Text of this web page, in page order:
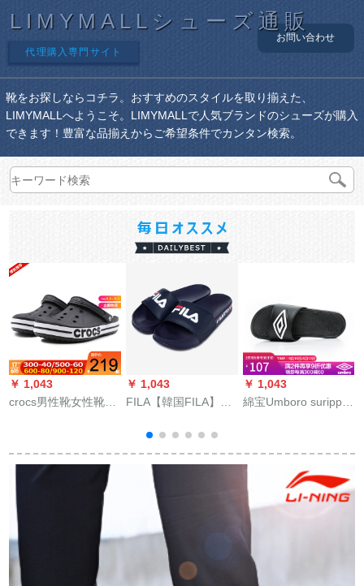
LIMYMALLシューズ通販
代理購入専門サイト
お問い合わせ
靴をお探しならコチラ。おすすめのスタイルを取り揃えた、
LIMYMALLへようこそ。LIMYMALLで人気ブランドのシューズが購入
できます！豊富な品揃えからご希望条件でカンタン検索。
￥ 1,043
crocs男性靴女性靴
便で通気性滑り止め
パンケースケースケ
ースケースケースケ
ースケースホールブ
ーツ
￥ 1,043
FILA【韓国FILA】ス
プロフィットファン
シープロリッパ海兵
隊青/2 X-NVV 280
￥ 1,043
綿宝Umboro surippパ
ーツ夏凉しさを引き
张っていますUO 202
FT 0401-999男性
model 42.5